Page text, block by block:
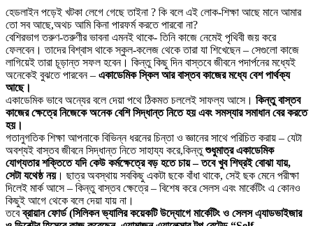
হেডলাইন পড়েই খটকা লেগে গেছে তাইনা ? কি বলে এই লোক-শিক্ষা আছে মানে আমার
তো সব আছে,অথচ আমি কিনা পারফর্ম করতে পারবো না?
বেশিরভাগ তরুণ-তরুণীর ভাবনা এমনই থাকে- তিনি কাজে নেমেই পৃথিবী জয় করে
ফেলবেন। তাদের বিশ্বাস থাকে স্কুল-কলেজ থেকে তারা যা শিখেছেন – সেগুলো কাজে
লাগিয়েই তারা চূড়ান্ত সফল হবেন। কিন্তু কিছু দিন বাস্তবে জীবনে পদার্পনের মধ্যেই
অনেকেই বুঝতে পারবেন – একাডেমিক স্কিল আর বাস্তব কাজের মধ্যে বেশ পার্থক্য
আছে।
একাডেমিক ভাবে অন্যের বলে দেয়া পথে ঠিকমত চললেই সাফল্য আসে। কিন্তু বাস্তব
কাজের ক্ষেত্রে নিজেকে অনেক বেশি সিদ্ধান্ত নিতে হয় এবং সমস্যার সমাধান বের করতে
হয়।
গতানুগতিক শিক্ষা আপনাকে বিভিন্ন ধরনের চিন্তা ও জ্ঞানের সাথে পরিচিত করায় – যেটা
অবশ্যই বাস্তব জীবনে সিদ্ধান্ত নিতে সাহায্য করে,কিন্তুশুধুমাত্র একাডেমিক
যোগ্যতার শক্তিতে যদি কেউ কর্মক্ষেত্রে বড় হতে চায় – তবে খুব শিঘ্রই বোঝা যায়,
সেটা যথেষ্ঠ নয়। ছাত্র অবস্থায় সবকিছু একটা ছকে বাঁধা থাকে, সেই ছক মেনে পরীক্ষা
দিলেই মার্ক আসে – কিন্তু বাস্তব ক্ষেত্রে – বিশেষ করে সেলস এবং মার্কেটিং এ কোনও
কিছুই আগে থেকে বলে দেয়া যায় না।
তবেব্রায়ান ফোর্ড (সিলিকন ভ্যালির কয়েকটি উদ্যোগে মার্কেটিং ও সেলস এ্যাডভাইজার